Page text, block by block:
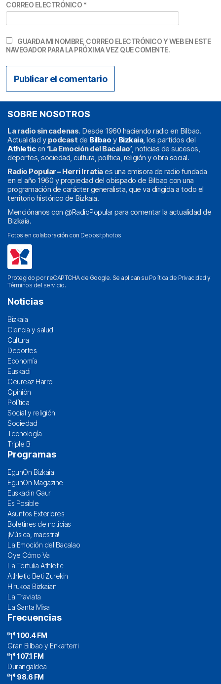
CORREO ELECTRÓNICO *
GUARDA MI NOMBRE, CORREO ELECTRÓNICO Y WEB EN ESTE
NAVEGADOR PARA LA PRÓXIMA VEZ QUE COMENTE.
SOBRE NOSOTROS
La radio sin cadenas. Desde 1960 haciendo radio en Bilbao.
Actualidad y podcast de Bilbao y Bizkaia, los partidos del
Athleticen ‘La Emoción del Bacalao’, noticias de sucesos,
deportes, sociedad, cultura, política, religión y obra social.
Radio Popular – Herri Irratiaes una emisora de radio fundada
en el año 1960 y propiedad del obispado de Bilbao con una
programación de carácter generalista, que va dirigida a todo el
territorio histórico de Bizkaia.
Menciónanos con @RadioPopularpara comentar la actualidad de
Bizkaia.
Fotos en colaboración con Depositphotos
Protegido por reCAPTCHA de Google. Se aplican su Política de Privacidad y
Términos del servicio.
Noticias
Bizkaia
Ciencia y salud
Cultura
Deportes
Economía
Euskadi
Geureaz Harro
Opinión
Política
Social y religión
Sociedad
Tecnología
Triple B
Programas
EgunOn Bizkaia
EgunOn Magazine
Euskadin Gaur
Es Posible
Asuntos Exteriores
Boletines de noticias
¡Música, maestra!
La Emoción del Bacalao
Oye Cómo Va
La Tertulia Athletic
Athletic Beti Zurekin
Hirukoa Bizkaian
La Traviata
La Santa Misa
Frecuencias
100.4 FM
Gran Bilbao y Enkarterri
107.1 FM
Durangaldea
98.6 FM